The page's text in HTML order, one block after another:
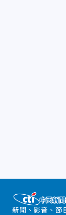
新聞、影音、節